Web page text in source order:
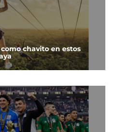
chavito en estos